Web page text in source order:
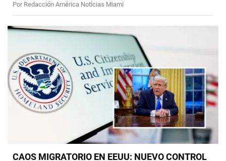
Por Redacción América Noticias Miami
CAOS MIGRATORIO EN EEUU: NUEVO CONTROL